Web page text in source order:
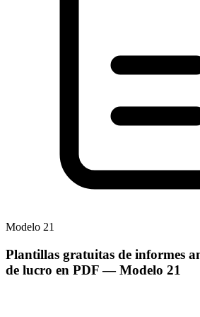
Modelo 21
Plantillas gratuitas de informes
de lucro en PDF— Modelo 21